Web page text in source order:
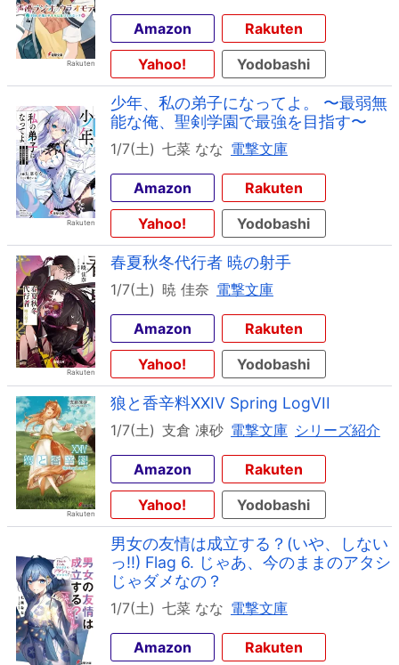
Amazon
Rakuten
Yahoo!
Yodobashi
少年、私の弟子になってよ。 〜最弱無
能な俺、聖剣学園で最強を目指す〜
1/7(土) 七菜 なな 電撃文庫
Amazon
Rakuten
Yahoo!
Yodobashi
春夏秋冬代行者 暁の射手
1/7(土) 暁 佳奈 電撃文庫
Amazon
Rakuten
Yahoo!
Yodobashi
狼と香辛料XXIV Spring LogVII
1/7(土) 支倉 凍砂 電撃文庫 シリーズ紹介
Amazon
Rakuten
Yahoo!
Yodobashi
男女の友情は成立する？(いや、しない
っ!!) Flag 6. じゃあ、今のままのアタシ
じゃダメなの？
1/7(土) 七菜 なな 電撃文庫
Amazon
Rakuten